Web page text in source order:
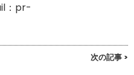
：pr-
次の記事 >